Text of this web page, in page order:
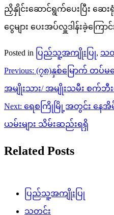
ညှိနှိုင်းဆောင်ရွက်ပေးပြီး ဆ
ငွေများ ပေးအပ်လှူဒါန်းခဲ့ကြ
Posted in ပြည်သူ့အကျိုးပြု, သ
Post
navigation
Previous: (၇၈)နှစ်မြောက် တပ်
အမျိုးသား/ အမျိုးသမီး စက်ဘီး
Next: ရေစကြိုမြို့အတွင်း နေ
ယမ်းများ သိမ်းဆည်းရရှိ
Related Posts
ပြည်သူ့အကျိုးပြု
သတင်း